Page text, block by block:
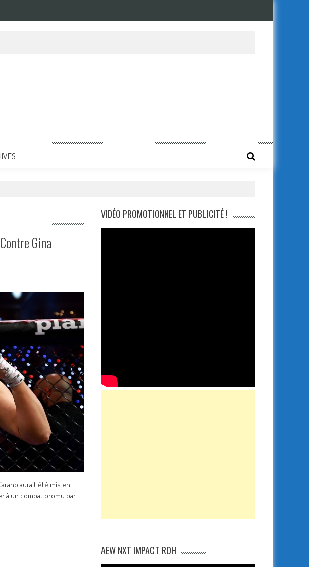
Gina
aurait été mis en
à un combat promu par
VIDÉO PROMOTIONNEL ET PUBLICITÉ !
AEW NXT IMPACT ROH